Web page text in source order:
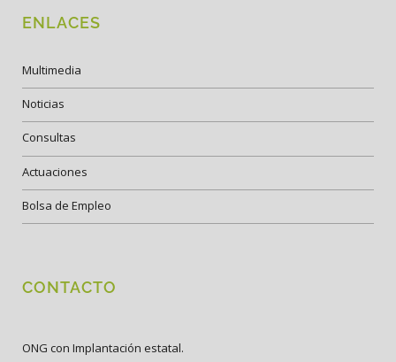
ENLACES
Multimedia
Noticias
Consultas
Actuaciones
Bolsa de Empleo
CONTACTO
ONG con Implantación estatal.